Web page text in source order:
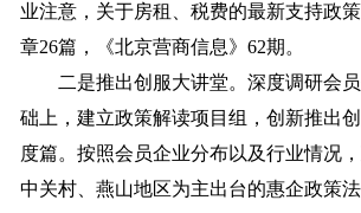
业注意，关于房租、税费的最新支持政
章26篇，《北京营商信息》62期。
二是推出创服大讲堂。深度调研会员
础上，建立政策解读项目组，创新推出
度篇。按照会员企业分布以及行业情况，
中关村、燕山地区为主出台的惠企政策